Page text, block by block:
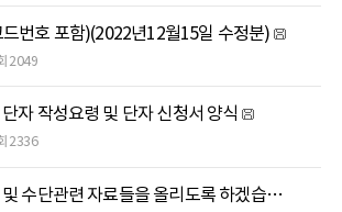
번호 포함)(2022년12월15일 수정분)
2049
자 작성요령 및 단자 신청서 양식
2336
수단자료실에 족보 및 수단관련 자료들을 올리도록 하겠습니다.